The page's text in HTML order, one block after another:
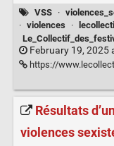
VSS ·
· violences ·
February 19, 2025
https://www.lecollectifdesfestivals.org/
Résultats
violences